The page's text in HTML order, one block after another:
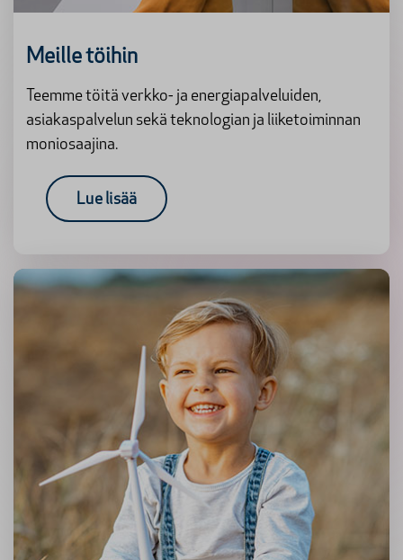
Meille töihin
Teemme töitä verkko- ja energiapalveluiden,
asiakaspalvelun sekä teknologian ja liiketoiminnan
moniosaajina.
Lue lisää